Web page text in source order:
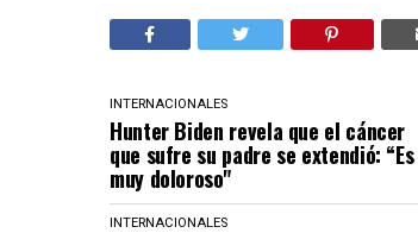
INTERNACIONALES
Hunter Biden revela que el cáncer
que sufre su padre se extendió: “Es
muy doloroso"
INTERNACIONALES